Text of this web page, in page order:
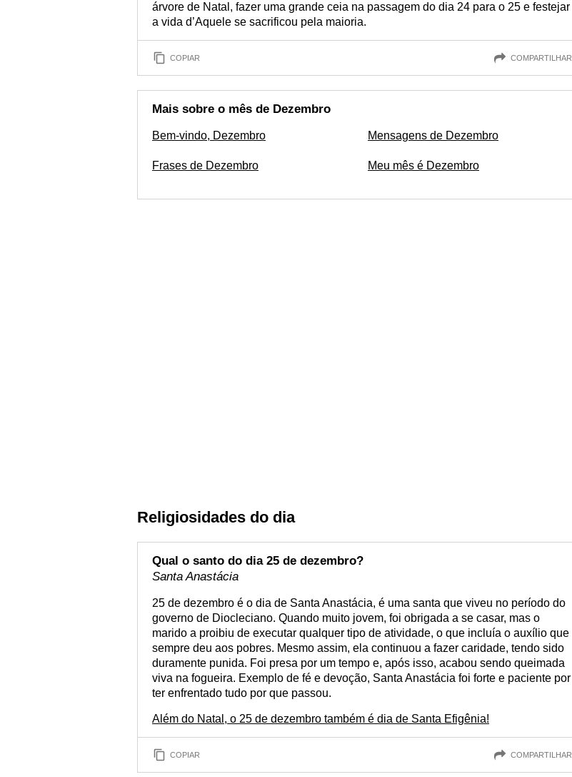
árvore de Natal, fazer uma grande ceia na passagem do dia 24 para o 25 e festejar
a vida d’Aquele se sacrificou pela maioria.
COPIAR COMPARTILHAR
Mais sobre o mês de Dezembro
Bem-vindo, Dezembro
Frases de Dezembro
Mensagens de Dezembro
Meu mês é Dezembro
Religiosidades do dia
Qual o santo do dia 25 de dezembro?
Santa Anastácia
25 de dezembro é o dia de Santa Anastácia, é uma santa que viveu no período do
governo de Diocleciano. Quando muito jovem, foi obrigada a se casar, mas o
marido a proibiu de executar qualquer tipo de atividade, o que incluía o auxílio que
sempre deu aos pobres. Mesmo assim, ela continuou a fazer caridade, tendo sido
duramente punida. Foi presa por um tempo e, após isso, acabou sendo queimada
viva na fogueira. Exemplo de fé e devoção, Santa Anastácia foi forte e paciente por
ter enfrentado tudo por que passou.
Além do Natal, o 25 de dezembro também é dia de Santa Efigênia!
COPIAR COMPARTILHAR